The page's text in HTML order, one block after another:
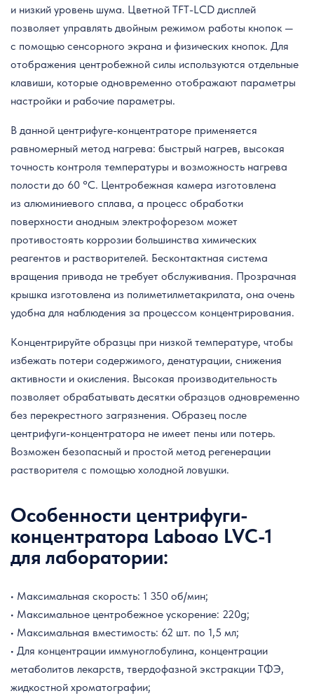
и низкий уровень шума. Цветной TFT-LCD дисплей
позволяет управлять двойным режимом работы кнопок —
с помощью сенсорного экрана и физических кнопок. Для
отображения центробежной силы используются отдельные
клавиши, которые одновременно отображают параметры
настройки и рабочие параметры.
В данной центрифуге-концентраторе применяется
равномерный метод нагрева: быстрый нагрев, высокая
точность контроля температуры и возможность нагрева
полости до 60 °C. Центробежная камера изготовлена
из алюминиевого сплава, а процесс обработки
поверхности анодным электрофорезом может
противостоять коррозии большинства химических
реагентов и растворителей. Бесконтактная система
вращения привода не требует обслуживания. Прозрачная
крышка изготовлена из полиметилметакрилата, она очень
удобна для наблюдения за процессом концентрирования.
Концентрируйте образцы при низкой температуре, чтобы
избежать потери содержимого, денатурации, снижения
активности и окисления. Высокая производительность
позволяет обрабатывать десятки образцов одновременно
без перекрестного загрязнения. Образец после
центрифуги-концентратора не имеет пены или потерь.
Возможен безопасный и простой метод регенерации
растворителя с помощью холодной ловушки.
Особенности центрифуги-
концентратора Laboao LVC-1
для лаборатории:
• Максимальная скорость: 1 350 об/мин;
• Максимальное центробежное ускорение: 220g;
• Максимальная вместимость: 62 шт. по 1,5 мл;
• Для концентрации иммуноглобулина, концентрации
метаболитов лекарств, твердофазной экстракции ТФЭ,
жидкостной хроматографии;